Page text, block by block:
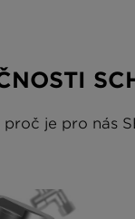
je pro nás